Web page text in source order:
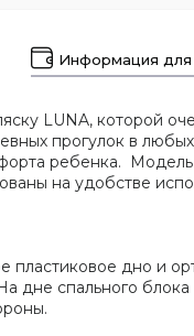
Информация для
LUNA, которой
прогулок в
ребенка.
на удобстве
дно и
дне спального